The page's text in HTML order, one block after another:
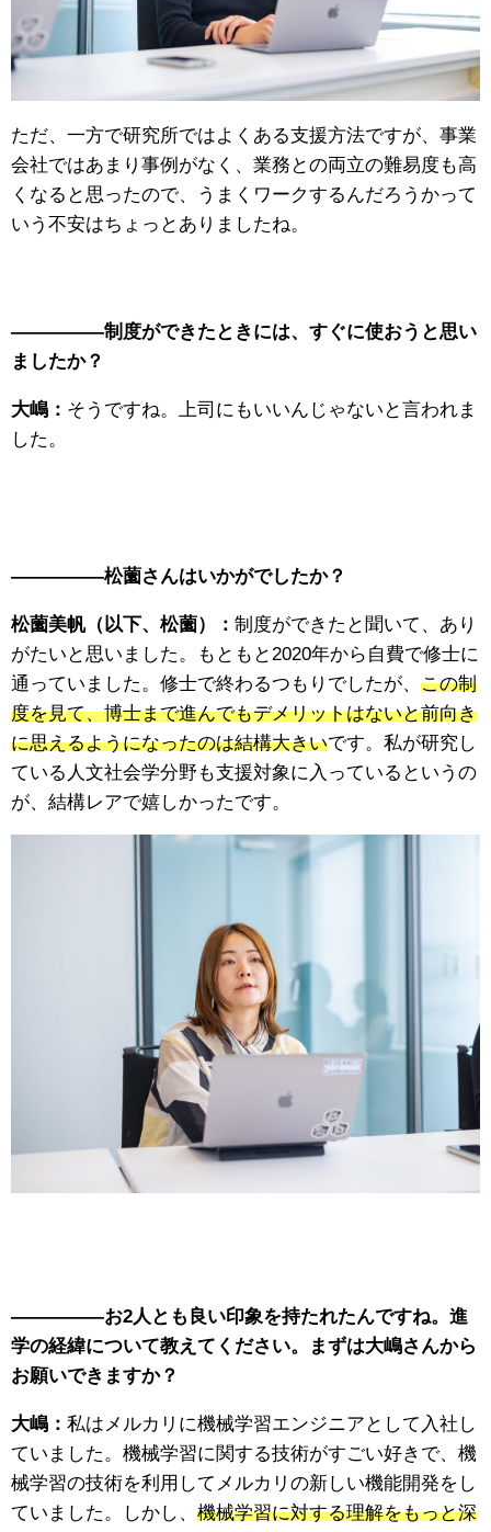
ただ、一方で研究所ではよくある支援方法ですが、事業
会社ではあまり事例がなく、業務との両立の難易度も高
くなると思ったので、うまくワークするんだろうかって
いう不安はちょっとありましたね。
—————制度ができたときには、すぐに使おうと思い
ましたか？
大嶋： そうですね。上司にもいいんじゃないと言われま
した。
—————松薗さんはいかがでしたか？
松薗美帆（以下、松薗）： 制度ができたと聞いて、あり
がたいと思いました。もともと2020年から自費で修士に
通っていました。修士で終わるつもりでしたが、 この制
度を見て、博士まで進んでもデメリットはないと前向き
に思えるようになったのは結構大きいです。私が研究し
ている人文社会学分野も支援対象に入っているというの
が、結構レアで嬉しかったです。
—————お2人とも良い印象を持たれたんですね。進
学の経緯について教えてください。まずは大嶋さんから
お願いできますか？
大嶋： 私はメルカリに機械学習エンジニアとして入社し
ていました。機械学習に関する技術がすごい好きで、機
械学習の技術を利用してメルカリの新しい機能開発をし
ていました。しかし、 機械学習に対する理解をもっと深